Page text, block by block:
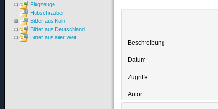
Beschreibung
Datum
Zugriffe
Autor
Flugzeuge
Hubschrauber
Bilder aus Köln
Bilder aus Deutschland
Bilder aus aller Welt